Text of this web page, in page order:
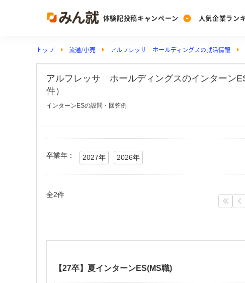
体験記投稿キャンペーン
Post
投稿する
人気企業ラン
Ranking
ランキングを見る
PickUp
注目の企業特集
トップ 流通/小売 アルフレッサ ホールディングスの就活情報
アルフレッサ ホールディングスのインターン
件）
インターンESの設問・回答例
卒業年： 2027年 2026年
全2件
【27卒】夏インターンES(MS職)